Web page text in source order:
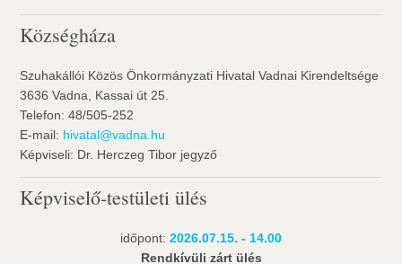
Községháza
Szuhakállói Közös Önkormányzati Hivatal Vadnai Kirendeltsége
3636 Vadna, Kassai út 25.
Telefon: 48/505-252
E-mail: hivatal@vadna.hu
Képviseli: Dr. Herczeg Tibor jegyző
Képviselő-testületi ülés
időpont: 2026.07.15. - 14.00
Rendkívüli zárt ülés